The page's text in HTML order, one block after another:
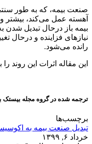
صنعت بیمه، که به طور
آهسته عمل می‌کند، بیشتر
بیمه باز درحال تبدیل
نیاز‌های فزاینده و درحال
رانده می‌شود.
این مقاله اثرات این
ترجمه شده در گروه مجله بیستک
برچسب‌ها
تبدیل صنعت بیمه به
خرداد ۶, ۱۳۹۹